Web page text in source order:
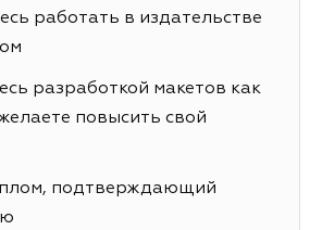
работать в издательстве
разработкой макетов как
повысить свой
подтверждающий